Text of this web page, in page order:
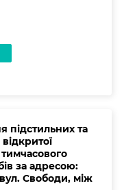
підстильних та
за адресою:
Свободи, між